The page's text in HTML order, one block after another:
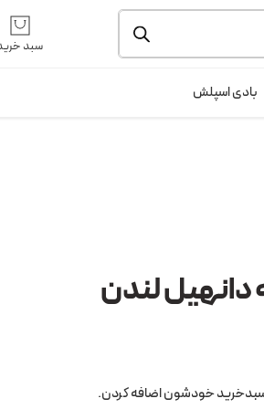
و بسته بندی را ملاحظه بفرمایید. آموزش
سبد
بادی اسپلش
دانهیل لندن